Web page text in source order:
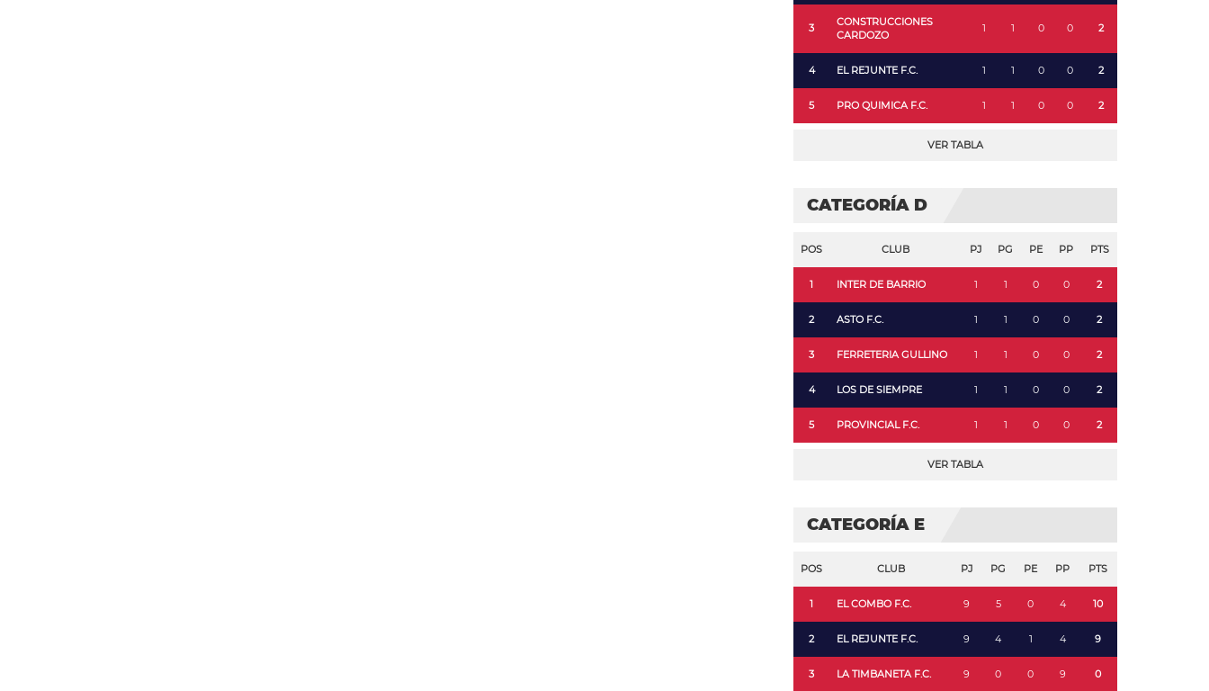
3
CONSTRUCCIONES
CARDOZO
1 1 0 0 2
4 EL REJUNTE F.C. 1 1 0 0 2
5 PRO QUIMICA F.C. 1 1 0 0 2
VER TABLA
CATEGORÍA D
POS CLUB PJ PG PE PP PTS
1 INTER DE BARRIO 1 1 0 0 2
2 ASTO F.C. 1 1 0 0 2
3 FERRETERIA GULLINO 1 1 0 0 2
4 LOS DE SIEMPRE 1 1 0 0 2
5 PROVINCIAL F.C. 1 1 0 0 2
VER TABLA
CATEGORÍA E
POS CLUB PJ PG PE PP PTS
1 EL COMBO F.C. 9 5 0 4 10
2 EL REJUNTE F.C. 9 4 1 4 9
3 LA TIMBANETA F.C. 9 0 0 9 0